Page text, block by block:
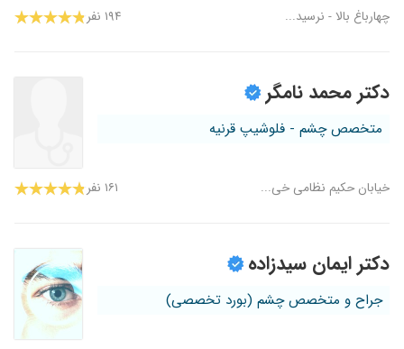
چهارباغ بالا - نرسید... ۱۹۴ نفر
دکتر محمد نامگر
متخصص چشم - فلوشیپ قرنیه
خیابان حکیم نظامی خی... ۱۶۱ نفر
دکتر ایمان سیدزاده
جراح و متخصص چشم (بورد تخصصی)